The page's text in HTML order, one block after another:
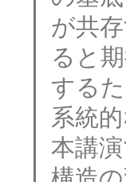
が共
ると
する
系統
本講